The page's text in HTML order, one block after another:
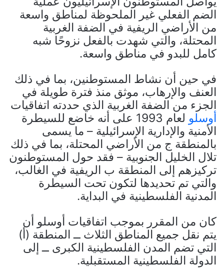
الضم الفعلي غير الملحوظة لمناطق واسعة
من الأراضي الريفية في الضفة الغربية
المحتلة، والتي شهدت بالفعل نزوحًا شبه
كامل للبدو في مناطق واسعة.
في حين أن نشاط المستوطنين، بما في ذلك
العنف والإرهاب، موثق منذ فترة طويلة في
الجزء من الضفة الغربية الذي حددته اتفاقيات
أوسلو
لعام 1993 على أنه خاضع للسيطرة
الأمنية والإدارية الإسرائيلية – ما يسمى
بالمنطقة ج من الأراضي المحتلة، بما في ذلك
تلال الخليل الجنوبية – فقد حول المستوطنون
تركيزهم إلى المنطقة ب الريفية في الغالب،
والتي تم تحديدها لتكون تحت السيطرة
المدنية الفلسطينية في البداية.
كان من المقرر بموجب اتفاقيات أوسلو أن
يتم نقل جميع المناطق الثلاث ــ المنطقة (أ)
التي تضم المدن الفلسطينية الكبرى ــ إلى
الدولة الفلسطينية المستقبلية.